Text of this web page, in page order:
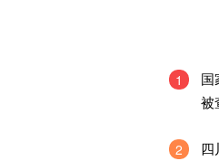
1
国
被
2 四